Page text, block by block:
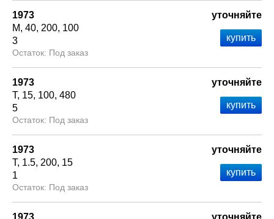
1973
М 40 200 100
3
Под заказ
уточняйте
1973
Т 15 100 480
5
Под заказ
уточняйте
1973
Т 1.5 200 15
1
Под заказ
уточняйте
1973
уточняйте